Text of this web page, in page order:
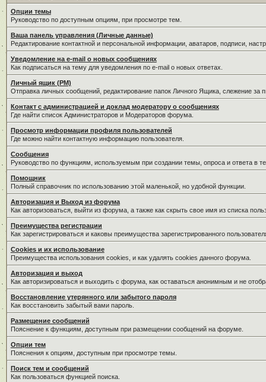
Опции темы
Руководство по доступным опциям, при просмотре тем.
Ваша панель управления (Личные данные)
Редактирование контактной и персональной информации, аватаров, подписи,
Уведомление на e-mail о новых сообщениях
Как подписаться на тему для уведомления по e-mail о новых ответах.
Личный ящик (PM)
Отправка личных сообщений, редактирование папок Личного Ящика, слежение
Контакт с администрацией и доклад модератору о сообщениях
Где найти список Администраторов и Модераторов форума.
Просмотр информации профиля пользователей
Где можно найти контактную информацию пользователя.
Сообщения
Руководство по функциям, используемым при создании темы, опроса и ответа в
Помощник
Полный справочник по использованию этой маленькой, но удобной функции.
Авторизация и Выход из форума
Как авторизоваться, выйти из форума, а также как скрыть свое имя из списка
Преимущества регистрации
Как зарегистрироваться и каковы преимущества зарегистрированного
Cookies и их использование
Преимущества использования cookies, и как удалять cookies данного форума.
Авторизация и выход
Как авторизироваться и выходить с форума, как оставаться анонимным и не
Восстановление утерянного или забытого пароля
Как восстановить забытый вами пароль.
Размещение сообщений
Пояснение к функциям, доступным при размещении сообщений на форуме.
Опции тем
Пояснения к опциям, доступным при просмотре темы.
Поиск тем и сообщений
Как пользоваться функцией поиска.